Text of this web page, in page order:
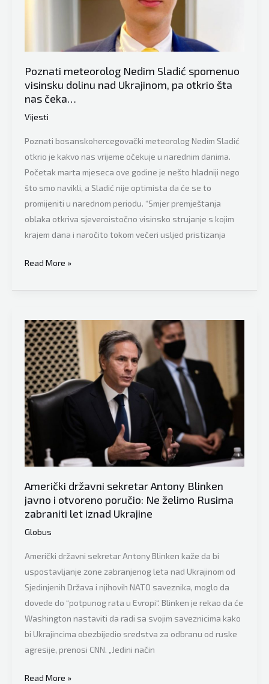
nikome
neće
koristiti”
Poznati meteorolog Nedim Sladić spomenuo
visinsku dolinu nad Ukrajinom, pa otkrio šta
nas čeka…
Vijesti
Poznati bosanskohercegovački meteorolog Nedim Sladić
otkrio je kakvo nas vrijeme očekuje u narednim danima.
Početak marta mjeseca ove godine je nešto hladniji nego
što smo navikli, a Sladić nije optimista da će se to
promijeniti u narednom periodu. “Smjer premještanja
oblaka otkriva sjeveroistočno visinsko strujanje s kojim
krajem dana i naročito tokom večeri usljed pristizanja
Poznati
Nedim
spomenuo
visinsku
dolinu
nad
Ukrajinom,
pa
otkrio
šta
nas
čeka…
Read More »
Američki državni sekretar Antony Blinken
javno i otvoreno poručio: Ne želimo Rusima
zabraniti let iznad Ukrajine
Globus
Američki državni sekretar Antony Blinken kaže da bi
uspostavljanje zone zabranjenog leta nad Ukrajinom od
Sjedinjenih Država i njihovih NATO saveznika, moglo da
dovede do “potpunog rata u Evropi“. Blinken je rekao da će
Washington nastaviti da radi sa svojim saveznicima kako
bi Ukrajincima obezbijedio sredstva za odbranu od ruske
agresije, prenosi CNN. „Jedini način
Američki
Read More »